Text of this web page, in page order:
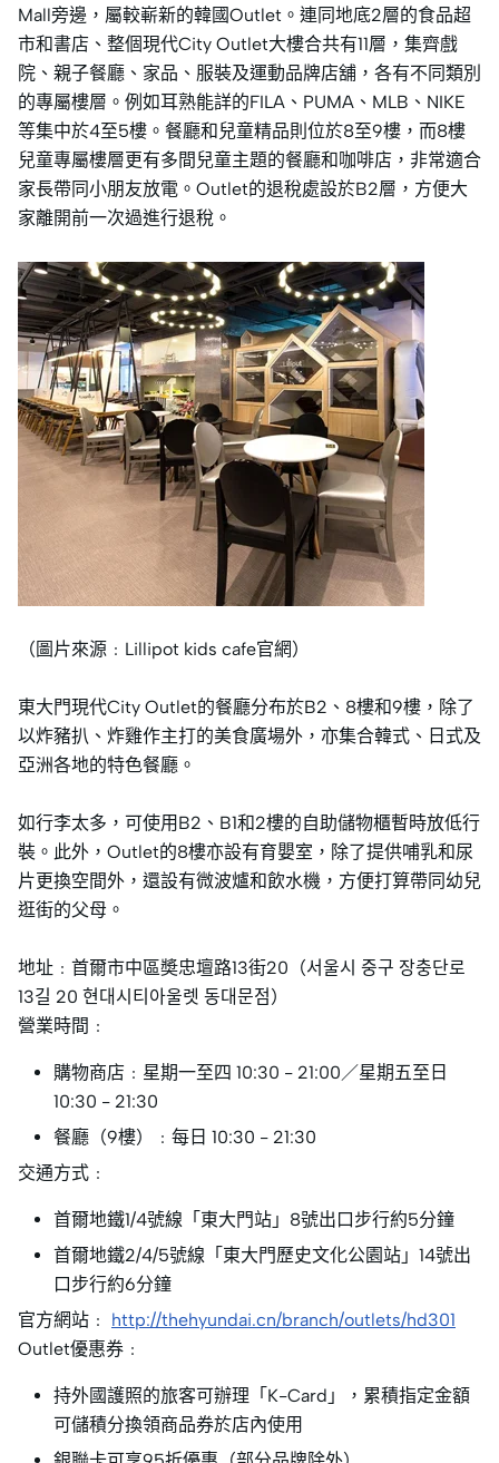
Mall旁邊，屬較嶄新的韓國Outlet。連同地底2層的食品超
市和書店、整個現代City Outlet大樓合共有11層，集齊戲
院、親子餐廳、家品、服裝及運動品牌店舖，各有不同類別
的專屬樓層。例如耳熟能詳的FILA、PUMA、MLB、NIKE
等集中於4至5樓。餐廳和兒童精品則位於8至9樓，而8樓
兒童專屬樓層更有多間兒童主題的餐廳和咖啡店，非常適合
家長帶同小朋友放電。Outlet的退稅處設於B2層，方便大
家離開前一次過進行退稅。
（圖片來源﹕Lillipot kids cafe官網）
東大門現代City Outlet的餐廳分布於B2、8樓和9樓，除了
以炸豬扒、炸雞作主打的美食廣場外，亦集合韓式、日式及
亞洲各地的特色餐廳。
如行李太多，可使用B2、B1和2樓的自助儲物櫃暫時放低行
裝。此外，Outlet的8樓亦設有育嬰室，除了提供哺乳和尿
片更換空間外，還設有微波爐和飲水機，方便打算帶同幼兒
逛街的父母。
地址﹕首爾市中區奬忠壇路13街20（서울시 중구 장충단로
13길 20 현대시티아울렛 동대문점）
營業時間﹕
購物商店﹕星期一至四 10:30 - 21:00／星期五至日
10:30 - 21:30
餐廳（9樓）﹕每日 10:30 - 21:30
交通方式﹕
首爾地鐵1/4號線「東大門站」8號出口步行約5分鐘
首爾地鐵2/4/5號線「東大門歷史文化公園站」14號出
口步行約6分鐘
官方網站﹕ http://thehyundai.cn/branch/outlets/hd301
Outlet優惠券﹕
持外國護照的旅客可辦理「K-Card」，累積指定金額
可儲積分換領商品券於店內使用